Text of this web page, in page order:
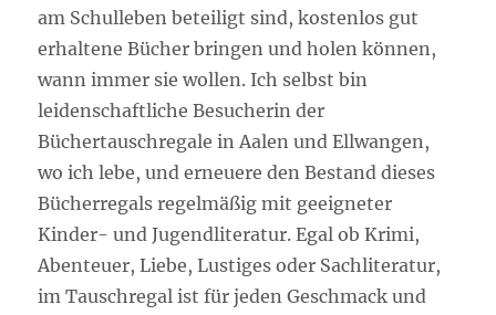
am Schulleben beteiligt sind, kostenlos gut
erhaltene Bücher bringen und holen können,
wann immer sie wollen. Ich selbst bin
leidenschaftliche Besucherin der
Büchertauschregale in Aalen und Ellwangen,
wo ich lebe, und erneuere den Bestand dieses
Bücherregals regelmäßig mit geeigneter
Kinder- und Jugendliteratur. Egal ob Krimi,
Abenteuer, Liebe, Lustiges oder Sachliteratur,
im Tauschregal ist für jeden Geschmack und